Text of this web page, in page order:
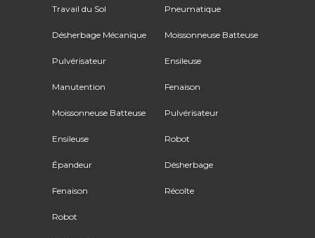
Travail du Sol
Désherbage Mécanique
Pulvérisateur
Manutention
Moissonneuse Batteuse
Ensileuse
Épandeur
Fenaison
Robot
Pneumatique
Moissonneuse Batteuse
Ensileuse
Fenaison
Pulvérisateur
Robot
Désherbage
Récolte